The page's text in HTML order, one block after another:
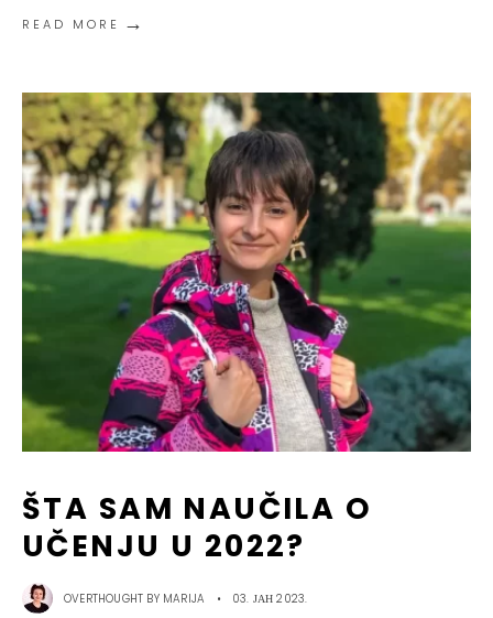
READ MORE →
ŠTA SAM NAUČILA O
UČENJU U 2022?
OVERTHOUGHT BY MARIJA • 03. ЈАН 2023.